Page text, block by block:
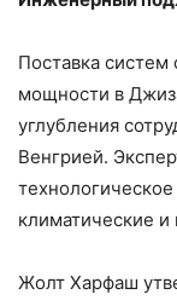
Поставка
мощности в
углубления
Венгрией.
климатические
Жолт Харфаш